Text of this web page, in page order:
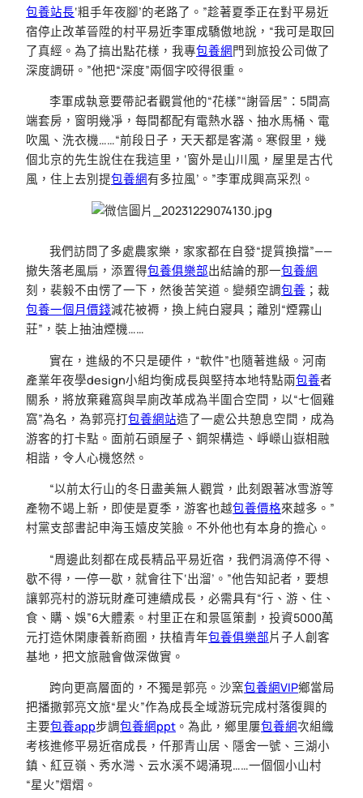
包養站長‘粗手年夜腳’的老路了。”趁著夏季正在對平易近
宿停止改革晉陞的村平易近李軍成驕傲地說，“我可是取回
了真經。為了搞出點花樣，我專包養網門到旅投公司做了
深度調研。”他把“深度”兩個字咬得很重。
李軍成執意要帶記者觀賞他的“花樣”“謝晉居”：5間高
端套房，窗明幾凈，每間都配有電熱水器、抽水馬桶、電
吹風、洗衣機……“前段日子，天天都是客滿。寒假里，幾
個北京的先生說住在我這里，‘窗外是山川風，屋里是古代
風，住上去別提包養網有多拉風’。”李軍成興高采烈。
我們訪問了多處農家樂，家家都在自發“提質換擋”——
撤失落老風扇，添置得包養俱樂部出結論的那一包養網
刻，裴毅不由愣了一下，然後苦笑道。變頻空調包養 ；裁
包養一個月價錢減花被褥，換上純白寢具；離別“煙霧山
莊”，裝上抽油煙機……
實在，進級的不只是硬件，“軟件”也隨著進級。河南
產業年夜學design小組均衡成長與堅持本地特點兩包養者
關系，將放棄雞窩與旱廁改革成為半圍合空間，以“七個雞
窩”為名，為郭亮打包養網站造了一處公共憩息空間，成為
游客的打卡點。面前石頭屋子、鋼架構造、崢嶸山嶽相融
相諧，令人心機悠然。
“以前太行山的冬日盡美無人觀賞，此刻跟著冰雪游等
產物不竭上新，即使是夏季，游客也越包養價格來越多。”
村黨支部書記申海玉嬉皮笑臉。不外他也有本身的擔心。
“周邊此刻都在成長精品平易近宿，我們涓滴停不得、
歇不得，一停一歇，就會往下‘出溜’。”他告知記者，要想
讓郭亮村的游玩財產可連續成長，必需具有“行、游、住、
食、購、娛”6大體素。村里正在和景區策劃，投資5000萬
元打造休閑康養新商圈，扶植青年包養俱樂部片子人創客
基地，把文旅融會做深做實。
跨向更高層面的，不獨是郭亮。沙窯包養網VIP鄉當局
把播撒郭亮文旅“星火”作為成長全域游玩完成村落復興的
主要包養app步調包養網ppt 。為此，鄉里屢包養網次組織
考核進修平易近宿成長，仟那青山居、隱舍一號、三湖小
鎮、紅豆嶺、秀水灣、云水溪不竭涌現……一個個小山村
“星火”熠熠。